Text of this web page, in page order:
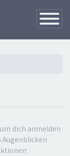
dich anmelden